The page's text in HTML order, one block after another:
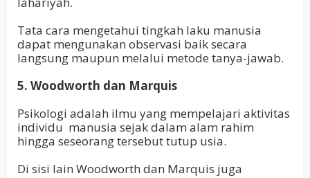
Tata cara mengetahui tingkah laku manusia
dapat mengunakan observasi baik secara
langsung maupun melalui metode tanya-jawab.
5. Woodworth dan Marquis
Psikologi adalah ilmu yang mempelajari aktivitas
individu manusia sejak dalam alam rahim
hingga seseorang tersebut tutup usia.
Di sisi lain Woodworth dan Marquis juga